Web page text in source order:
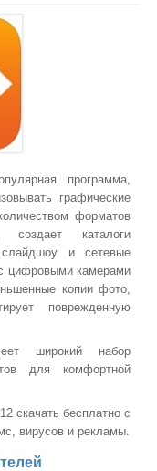
программа,
графические
форматов
создает каталоги
слайдшоу и сетевые
цифровыми камерами
копии фото,
поврежденную
широкий набор
для комфортной
скачать бесплатно с
вирусов и рекламы.